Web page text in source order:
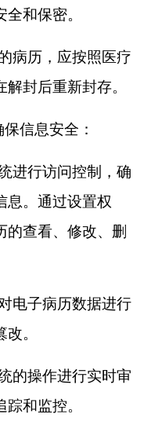
和保密。
病历，应按照医疗
封后重新封存。
信息安全：
进行访问控制，确
息。通过设置权
的查看、修改、删
电子病历数据进行
。
的操作进行实时审
和监控。